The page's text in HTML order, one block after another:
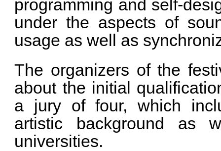
programming and self-
under the aspects of
usage as well as
The organizers of the
about the initial
a jury of four, which
artistic background as
universities.